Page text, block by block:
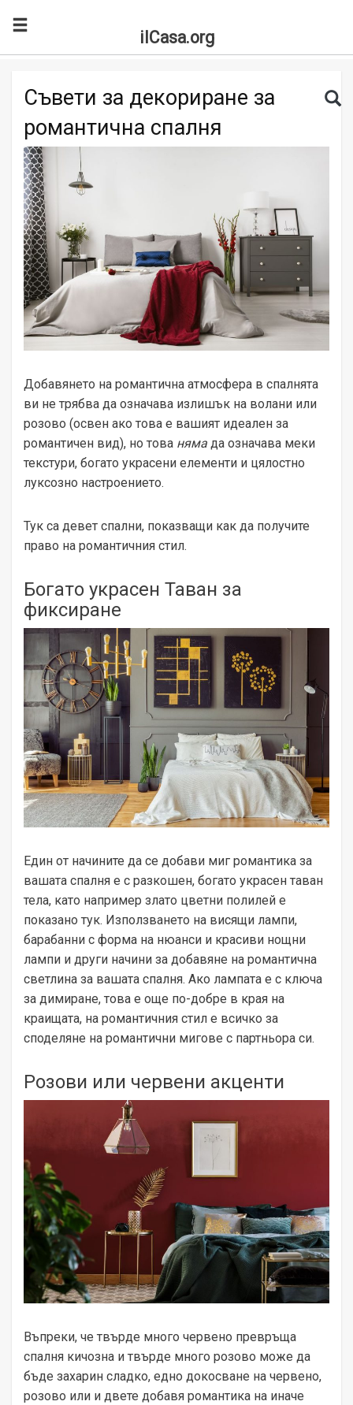
ilCasa.org
Съвети за декориране за
романтична спалня
Добавянето на романтична атмосфера в спалнята
ви не трябва да означава излишък на волани или
розово (освен ако това е вашият идеален за
романтичен вид), но това няма да означава меки
текстури, богато украсени елементи и цялостно
луксозно настроението.
Тук са девет спални, показващи как да получите
право на романтичния стил.
Богато украсен Таван за
фиксиране
Един от начините да се добави миг романтика за
вашата спалня е с разкошен, богато украсен таван
тела, като например злато цветни полилей е
показано тук. Използването на висящи лампи,
барабанни с форма на нюанси и красиви нощни
лампи и други начини за добавяне на романтична
светлина за вашата спалня. Ако лампата е с ключа
за димиране, това е още по-добре в края на
краищата, на романтичния стил е всичко за
споделяне на романтични мигове с партньора си.
Розови или червени акценти
Въпреки, че твърде много червено превръща
спалня кичозна и твърде много розово може да
бъде захарин сладко, едно докосване на червено,
розово или и двете добавя романтика на иначе